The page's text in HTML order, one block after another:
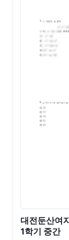
대전둔산여
1학기 중간